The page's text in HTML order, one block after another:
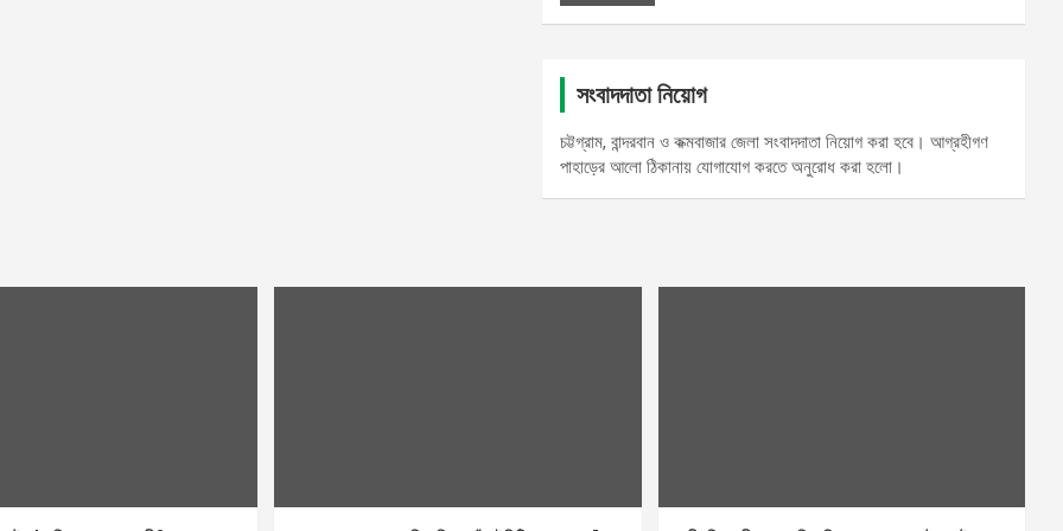
সংবাদদাতা নিয়োগ
চট্টগ্রাম, বান্দরবান ও কক্মবাজার জেলা সংবাদদাতা নিয়োগ করা হবে। আগ্রহীগণ
পাহাড়ের আলো ঠিকানায় যোগাযোগ করতে অনুরোধ করা হলো।